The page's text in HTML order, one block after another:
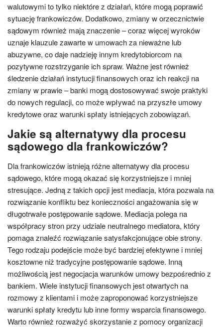
walutowymi to tylko niektóre z działań, które mogą poprawić
sytuację frankowiczów. Dodatkowo, zmiany w orzecznictwie
sądowym również mają znaczenie – coraz więcej wyroków
uznaje klauzule zawarte w umowach za nieważne lub
abuzywne, co daje nadzieję innym kredytobiorcom na
pozytywne rozstrzyganie ich spraw. Ważne jest również
śledzenie działań instytucji finansowych oraz ich reakcji na
zmiany w prawie – banki mogą dostosowywać swoje praktyki
do nowych regulacji, co może wpływać na przyszłe umowy
kredytowe oraz warunki spłaty istniejących zobowiązań.
Jakie są alternatywy dla procesu
sądowego dla frankowiczów?
Dla frankowiczów istnieją różne alternatywy dla procesu
sądowego, które mogą okazać się korzystniejsze i mniej
stresujące. Jedną z takich opcji jest mediacja, która pozwala na
rozwiązanie konfliktu bez konieczności angażowania się w
długotrwałe postępowanie sądowe. Mediacja polega na
współpracy stron przy udziale neutralnego mediatora, który
pomaga znaleźć rozwiązanie satysfakcjonujące obie strony.
Tego rodzaju podejście może być bardziej efektywne i mniej
kosztowne niż tradycyjne postępowanie sądowe. Inną
możliwością jest negocjacja warunków umowy bezpośrednio z
bankiem. Wiele instytucji finansowych jest otwartych na
rozmowy z klientami i może zaproponować korzystniejsze
warunki spłaty kredytu lub inne formy wsparcia finansowego.
Warto również rozważyć skorzystanie z pomocy organizacji